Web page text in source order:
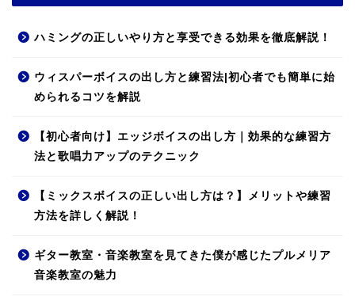
ハミングの正しいやり方と享受できる効果を徹底解説！
ウィスパーボイスの出し方と練習法|初心者でも簡単に始
められるコツを解説
【初心者向け】エッジボイスの出し方｜効果的な練習方
法と歌唱力アップのテクニック
【ミックスボイスの正しい出し方は？】メリットや練習
方法を詳しく解説！
ギター教室・音楽教室を見てきた僕が感じたプルメリア
音楽教室の魅力